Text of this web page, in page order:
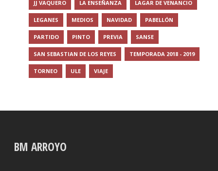
JJ VAQUERO LA ENSEÑANZA LAGAR DE VENANCIO
LEGANES MEDIOS NAVIDAD PABELLÓN
PARTIDO PINTO PREVIA SANSE
SAN SEBASTIAN DE LOS REYES TEMPORADA 2018 - 2019
TORNEO ULE VIAJE
BM ARROYO